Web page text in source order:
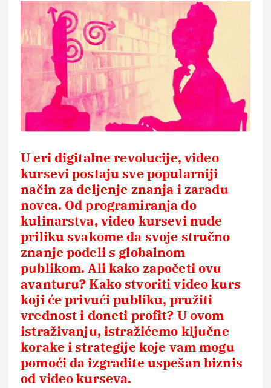
U eri digitalne revolucije, video
kursevi postaju sve popularniji
način za deljenje znanja i zaradu
novca. Od programiranja do
kulinarstva, video kursevi nude
priliku svakome da svoje stručno
znanje podeli s globalnom
publikom. Ali kako započeti ovu
avanturu? Kako stvoriti video kurs
koji će privući publiku, pružiti
vrednost i doneti profit? U ovom
istraživanju, istražićemo ključne
korake i strategije koje vam mogu
pomoći da izgradite uspešan biznis
od video kurseva.